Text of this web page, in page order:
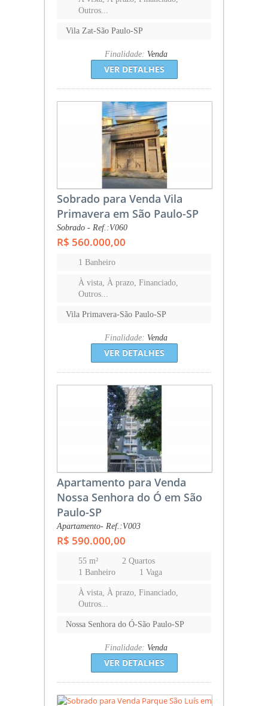
Outros...
Vila Zat-São Paulo-SP
Finalidade: Venda
VER DETALHES
Sobrado para Venda Vila
Primavera em São Paulo-SP
Sobrado - Ref.:V060
R$ 560.000,00
1 Banheiro
À vista, À prazo, Financiado,
Outros...
Vila Primavera-São Paulo-SP
Finalidade: Venda
VER DETALHES
Apartamento para Venda
Nossa Senhora do Ó em São
Paulo-SP
Apartamento- Ref.:V003
R$ 590.000,00
55 m²
2 Quartos
1 Banheiro
1 Vaga
À vista, À prazo, Financiado,
Outros...
Nossa Senhora do Ó-São Paulo-SP
Finalidade: Venda
VER DETALHES